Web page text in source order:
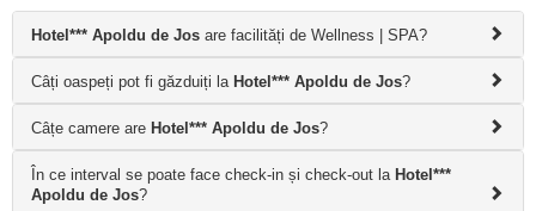
Hotel*** Apoldu de Jos are facilități de Wellness | SPA?
Câți oaspeți pot fi găzduiți la Hotel*** Apoldu de Jos?
Câțe camere are Hotel*** Apoldu de Jos?
În ce interval se poate face check-in și check-out la Hotel***
Apoldu de Jos?